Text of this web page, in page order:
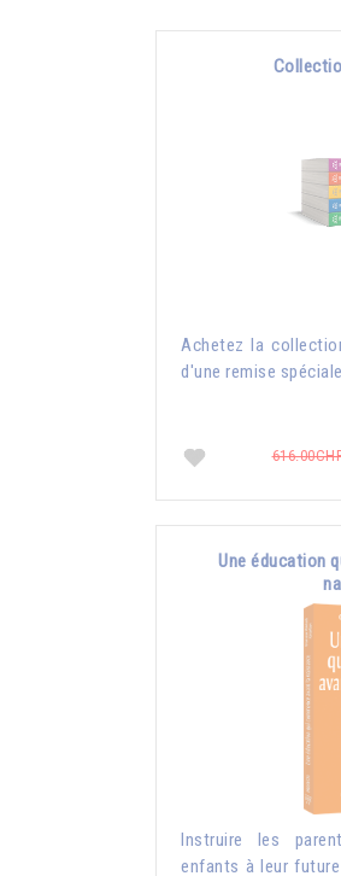
Achetez la
d'une remise spéciale
Une éducation
Instruire les
enfants à leur